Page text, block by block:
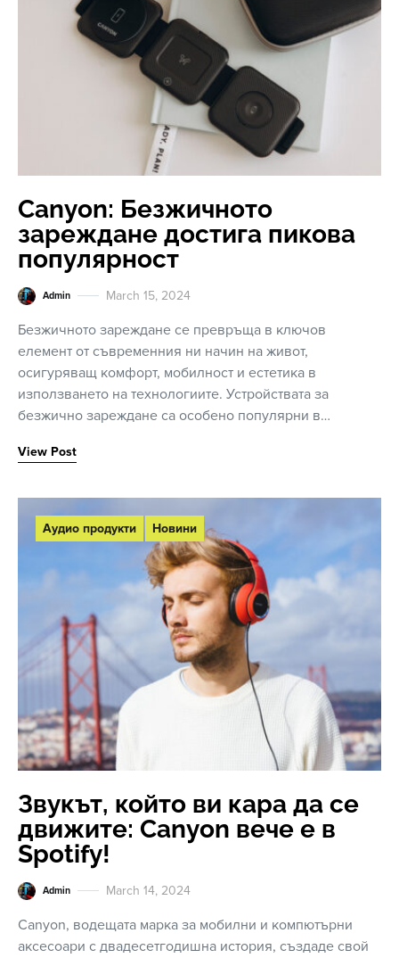
Canyon: Безжичното
зареждане достига пикова
популярност
Admin March 15, 2024
Безжичното зареждане се превръща в ключов
елемент от съвременния ни начин на живот,
осигуряващ комфорт, мобилност и естетика в
използването на технологиите. Устройствата за
безжично зареждане са особено популярни в…
View Post
Аудио продукти Новини
Звукът, който ви кара да се
движите: Canyon вече е в
Spotify!
Admin March 14, 2024
Canyon, водещата марка за мобилни и компютърни
аксесоари с двадесетгодишна история, създаде свой